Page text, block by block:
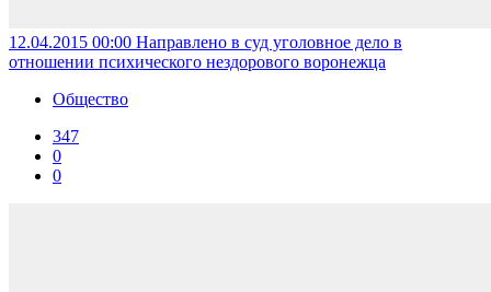
12.04.2015 00:00 Направлено в суд уголовное дело в
отношении психического нездорового воронежца
Общество
347
0
0